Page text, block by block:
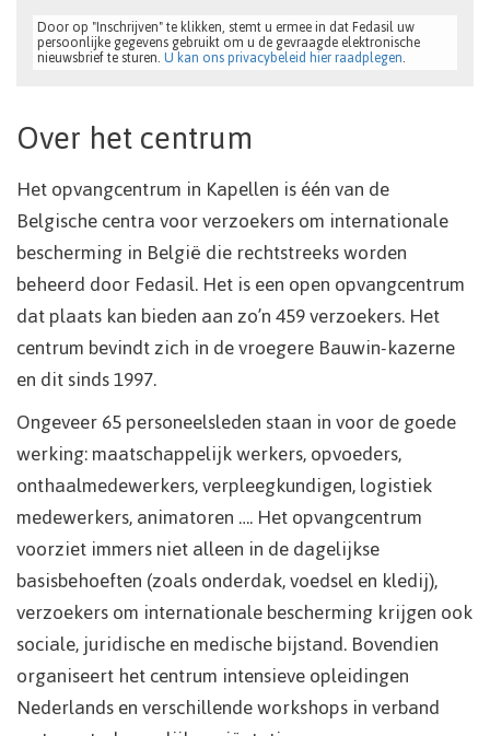
Door op "Inschrijven" te klikken, stemt u ermee in dat Fedasil uw
persoonlijke gegevens gebruikt om u de gevraagde elektronische
nieuwsbrief te sturen.U kan ons privacybeleid hier raadplegen.
Over het centrum
Het opvangcentrum in Kapellen is één van de
Belgische centra voor verzoekers om internationale
bescherming in België die rechtstreeks worden
beheerd door Fedasil. Het is een open opvangcentrum
dat plaats kan bieden aan zo’n 459 verzoekers. Het
centrum bevindt zich in de vroegere Bauwin-kazerne
en dit sinds 1997.
Ongeveer 65 personeelsleden staan in voor de goede
werking: maatschappelijk werkers, opvoeders,
onthaalmedewerkers, verpleegkundigen, logistiek
medewerkers, animatoren …. Het opvangcentrum
voorziet immers niet alleen in de dagelijkse
basisbehoeften (zoals onderdak, voedsel en kledij),
verzoekers om internationale bescherming krijgen ook
sociale, juridische en medische bijstand. Bovendien
organiseert het centrum intensieve opleidingen
Nederlands en verschillende workshops in verband